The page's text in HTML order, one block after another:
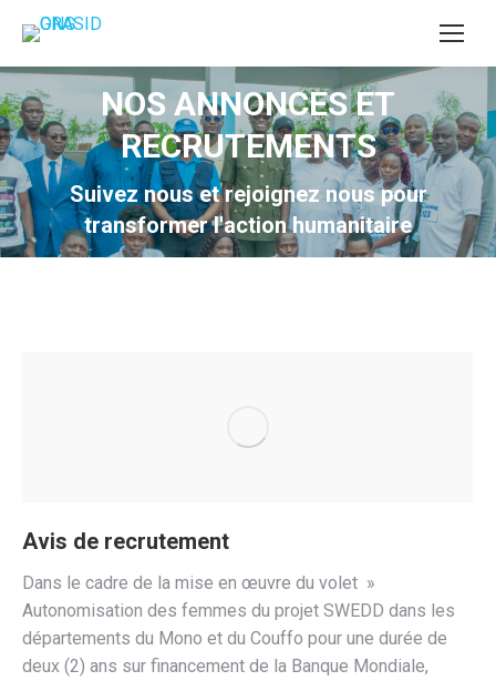
NOS ANNONCES ET
RECRUTEMENTS
Suivez nous et rejoignez nous pour
transformer l'action humanitaire
Avis de recrutement
Dans le cadre de la mise en œuvre du volet »
Autonomisation des femmes du projet SWEDD dans les
départements du Mono et du Couffo pour une durée de
deux (2) ans sur financement de la Banque Mondiale,